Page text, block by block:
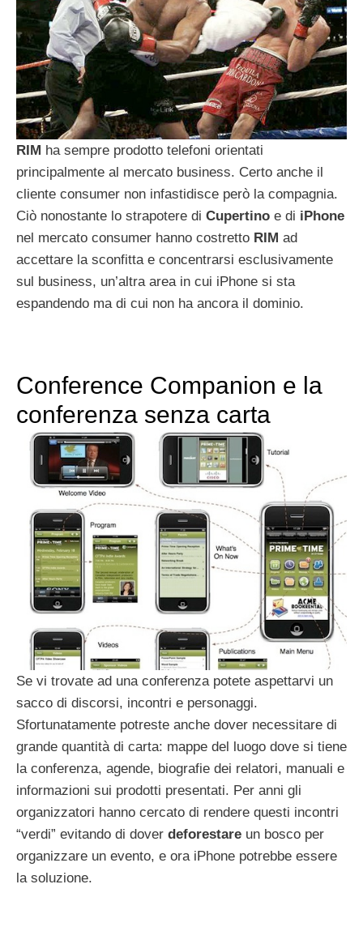
RIM ha sempre prodotto telefoni orientati
principalmente al mercato business. Certo anche il
cliente consumer non infastidisce però la compagnia.
Ciò nonostante lo strapotere di Cupertino e di iPhone
nel mercato consumer hanno costretto RIM ad
accettare la sconfitta e concentrarsi esclusivamente
sul business, un’altra area in cui iPhone si sta
espandendo ma di cui non ha ancora il dominio.
Conference Companion e la
conferenza senza carta
Se vi trovate ad una conferenza potete aspettarvi un
sacco di discorsi, incontri e personaggi.
Sfortunatamente potreste anche dover necessitare di
grande quantità di carta: mappe del luogo dove si tiene
la conferenza, agende, biografie dei relatori, manuali e
informazioni sui prodotti presentati. Per anni gli
organizzatori hanno cercato di rendere questi incontri
“verdi” evitando di dover deforestare un bosco per
organizzare un evento, e ora iPhone potrebbe essere
la soluzione.